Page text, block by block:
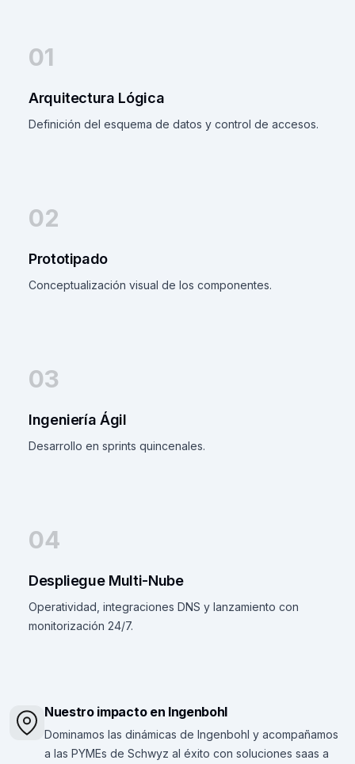
01
Arquitectura Lógica
Definición del esquema de datos y control de accesos.
02
Prototipado
Conceptualización visual de los componentes.
03
Ingeniería Ágil
Desarrollo en sprints quincenales.
04
Despliegue Multi-Nube
Operatividad, integraciones DNS y lanzamiento con
monitorización 24/7.
Nuestro impacto en Ingenbohl
Dominamos las dinámicas de Ingenbohl y acompañamos
a las PYMEs de Schwyz al éxito con soluciones saas a